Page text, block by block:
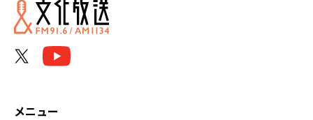
2023年06月
メニュー